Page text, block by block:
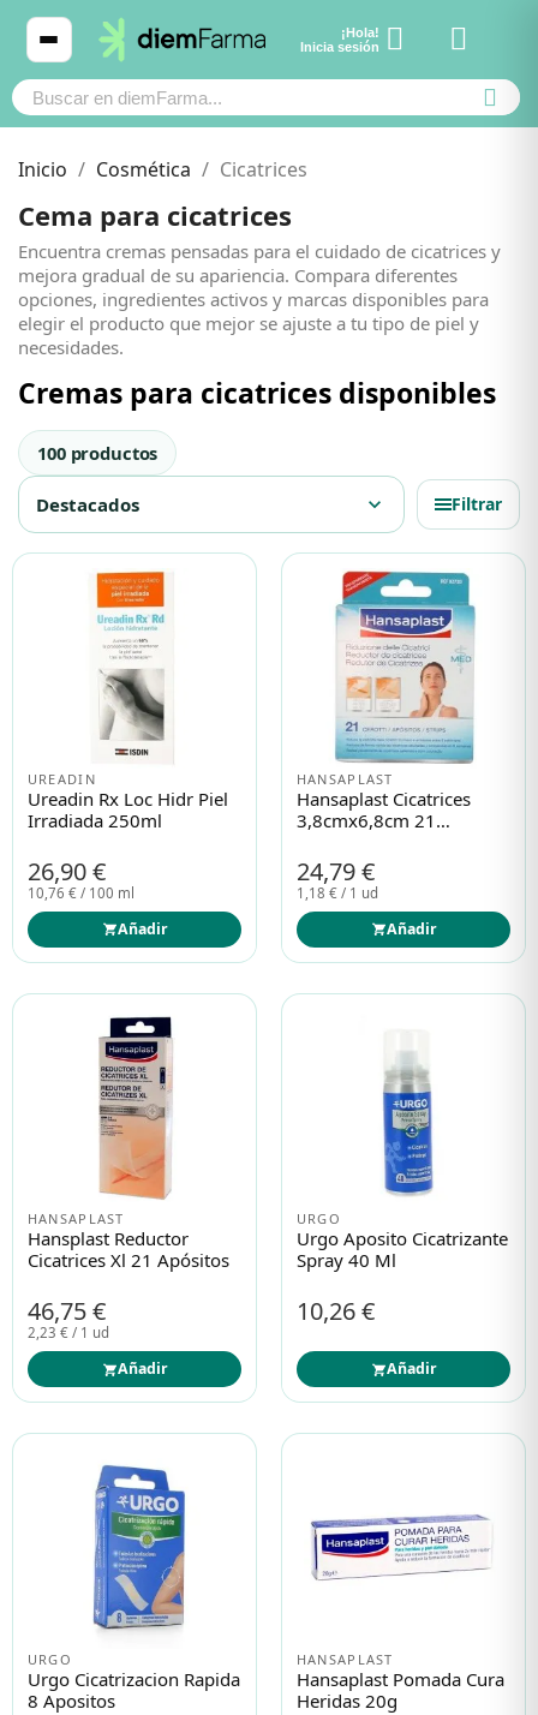
Cosmética
Bebé y mamá
Cabello
Productos naturales y dietética
Mascotas
Protección solar
Higiene
Óptica
Ortopedia
Salud
¡Hola!
Inicia sesión
Ver carrito
Cosmética
Bebé y mamá
Cabello
Productos naturales y dietética
Mascotas
Protección solar
Higiene
Óptica
Ortopedia
Salud
Inicio Cosmética Cicatrices
Cema para cicatrices
Encuentra cremas pensadas para el cuidado de cicatrices y
mejora gradual de su apariencia. Compara diferentes
opciones, ingredientes activos y marcas disponibles para
elegir el producto que mejor se ajuste a tu tipo de piel y
necesidades.
Cremas para cicatrices disponibles
100 productos
Destacados expand_more Filtrar
UREADIN
Ureadin Rx Loc Hidr Piel
Irradiada 250ml
26,90 €
10,76 € / 100 ml
Añadir
HANSAPLAST
Hansaplast Cicatrices
3,8cmx6,8cm 21
24,79 €
1,18 € / 1 ud
Añadir
HANSAPLAST
Hansplast Reductor
Cicatrices Xl 21 Apósitos
46,75 €
2,23 € / 1 ud
Añadir
URGO
Urgo Aposito Cicatrizante
Spray 40 Ml
10,26 €
Añadir
URGO
Urgo Cicatrizacion Rapida
8 Apositos
HANSAPLAST
Hansaplast Pomada Cura
Heridas 20g